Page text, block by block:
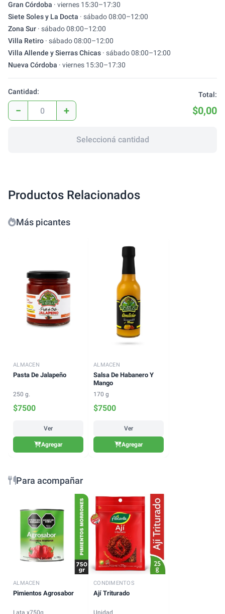
Gran Córdoba · viernes 15:30–17:30
Siete Soles y La Docta · sábado08:00–12:00
Zona Sur · sábado08:00–12:00
Villa Retiro · sábado08:00–12:00
Villa Allende y Sierras Chicas · sábado08:00–12:00
Nueva Córdoba · viernes 15:30–17:30
Cantidad:
− +
Total:
$0,00
Seleccioná cantidad
Productos Relacionados
Más picantes
ALMACEN
Pasta De Jalapeño
250 g.
$7500
Ver
Agregar
ALMACEN
Salsa De Habanero Y
Mango
170 g
$7500
Ver
Agregar
Para acompañar
ALMACEN
Pimientos Agrosabor
Lata x750g
CONDIMENTOS
Ají Triturado
Unidad